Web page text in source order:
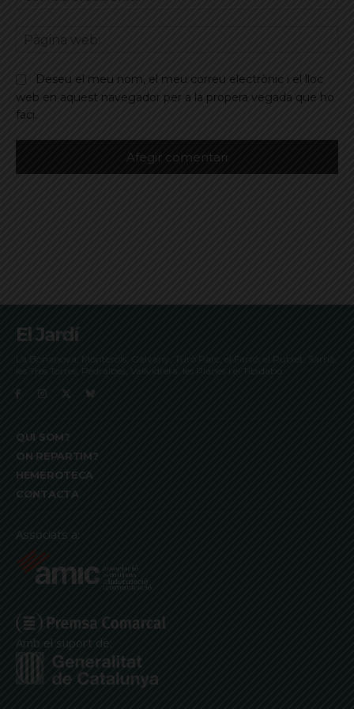
Deseu el meu nom, el meu correu electrònic i el lloc
web en aquest navegador per a la propera vegada que ho
faci.
El Jardí
La Bonanova, Monterols, Galvany, Turó Parc, el Farró, el Putxet, Sarrià,
les Tres Torres, Pedralbes, Vallvidrera, les Planes i el Tibidabo
QUI SOM?
ON REPARTIM?
HEMEROTECA
CONTACTA
Associats a:
Amb el suport de: